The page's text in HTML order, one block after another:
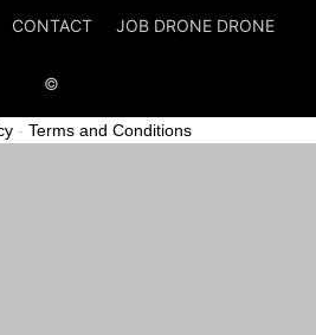
CONTACT JOB DRONE DRONE
©
- Terms and Conditions